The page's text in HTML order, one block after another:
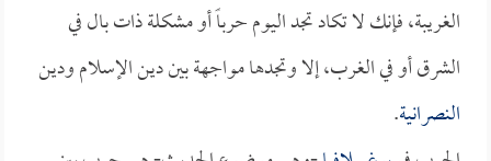
الغريبة، فإنك لا تكاد تجد اليوم حرباً أو مشكلة ذات بال في
الشرق أو في الغرب، إلا وتجدها مواجهة بين دين الإسلام ودين
النصرانية.